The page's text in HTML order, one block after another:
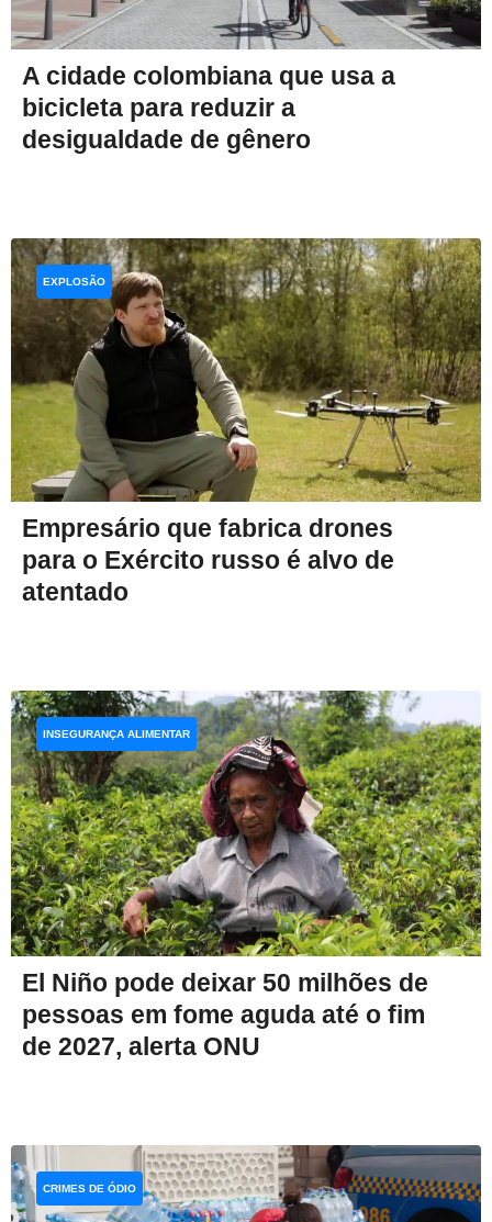
A cidade colombiana que usa a
bicicleta para reduzir a
desigualdade de gênero
Empresário que fabrica drones
para o Exército russo é alvo de
atentado
EXPLOSÃO
El Niño pode deixar 50 milhões de
pessoas em fome aguda até o fim
de 2027, alerta ONU
INSEGURANÇA ALIMENTAR
CRIMES DE ÓDIO